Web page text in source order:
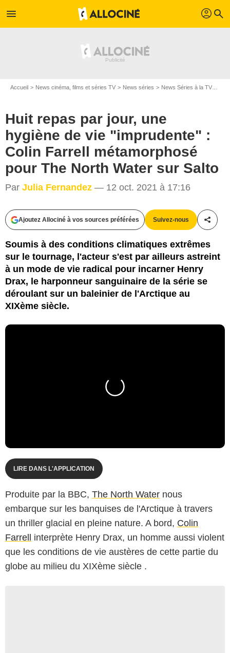
menu profil search
Accueil News cinéma, films et séries TV News séries News Séries à la TV
Huit repas par jour, une
hygiène de vie "imprudente" :
Colin Farrell métamorphosé
pour The North Water sur Salto
Par Julia Fernandez — 12 oct. 2021 à 17:16
Ajoutez Allociné à vos sources préférées Suivez-nous
Soumis à des conditions climatiques extrêmes
sur le tournage, l'acteur s'est par ailleurs astreint
à un mode de vie radical pour incarner Henry
Drax, le harponneur sanguinaire de la série se
déroulant sur un baleinier de l'Arctique au
XIXème siècle.
LIRE DANS L'APPLICATION
Produite par la BBC, The North Water nous
embarque sur les banquises de l'Arctique à travers
un thriller glacial en pleine nature. A bord, Colin
Farrell interprète Henry Drax, un homme aussi violent
que les conditions de vie austères de cette partie du
globe au milieu du XIXème siècle .